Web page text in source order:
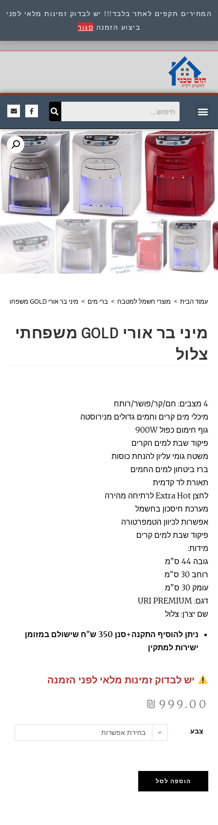
המחירים תקפים לאתר בלבד!!! יש לבדוק זמינות מלאי לפני
ביצוע הזמנה סגור
כתובת : היוזמים 9 אור יהודה שירות לקוחות 054-
8945722
עמוד הבית > מוצרי חשמל למטבח > ברי מים > מיני בר אורי GOLD משפחתי צלול
מיני בר אורי GOLD משפחתי
צלול
4 מצבים: חם/קר/פושר/רותח
מיכלי מים קרים וחמים גדולים מנירוסטה
גוף חימום כפול 900W
פיקוד שבת למים הקרים
משטח גומי עליון להנחת כוסות
ברז ביטחון למים החמים
תאורת לד קדמית
לחצן Extra Hot לרתיחה מהירה
מערכת חיסכון בחשמל
אפשרות לכיוון הטמפרטורה
פיקוד שבת למים קרים
מידות:
גובה 44 ס"מ
רוחב 30 ס"מ
עומק 30 ס"מ
דגם: URI PREMIUM
שם יצרן: צלול
ניתן להוסיף התקנה+סנן 350 ש"ח שישולם במזומן
ישירות למתקין
יש לבדוק זמינות מלאי לפני הזמנה
₪ 999.00
צבע בחירת אפשרות
הוספה לסל